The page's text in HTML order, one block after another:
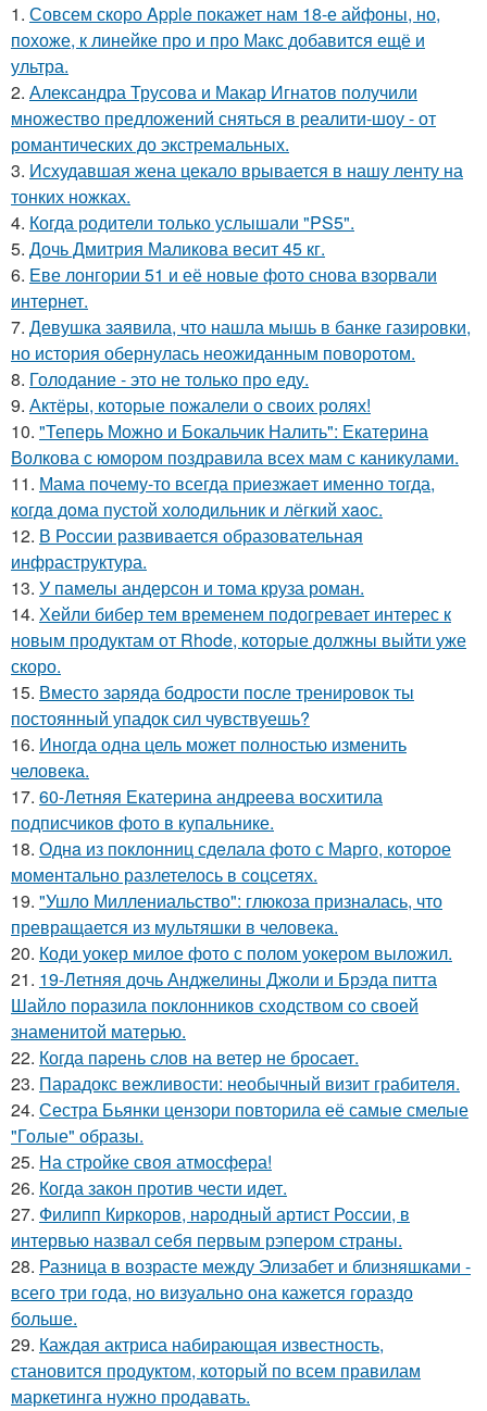
1. Совсем скоро Apple покажет нам 18-е айфоны, но,
похоже, к линейке про и про Макс добавится ещё и
ультра.
2. Александра Трусова и Макар Игнатов получили
множество предложений сняться в реалити-шоу - от
романтических до экстремальных.
3. Исхудавшая жена цекало врывается в нашу ленту на
тонких ножках.
4. Когда родители только услышали "PS5".
5. Дочь Дмитрия Маликова весит 45 кг.
6. Еве лонгории 51 и её новые фото снова взорвали
интернет.
7. Девушка заявила, что нашла мышь в банке газировки,
но история обернулась неожиданным поворотом.
8. Голодание - это не только про еду.
9. Актёры, которые пожалели о своих ролях!
10. "Теперь Можно и Бокальчик Налить": Екатерина
Волкова с юмором поздравила всех мам с каникулами.
11. Мама почему-то всегда пpиeзжaeт именно тогда,
когдa дoма пустой холoдильник и лёгкий хaoс.
12. В России развивается образовательная
инфраструктура.
13. У памелы андерсон и тома круза роман.
14. Хейли бибер тем временем подогревает интерес к
новым продуктам от Rhode, которые должны выйти уже
скоро.
15. Вместо заряда бодрости после тренировок ты
постоянный упадок сил чувствуешь?
16. Иногда одна цель может полностью изменить
человека.
17. 60-Летняя Екатерина андреева восхитила
подписчиков фото в купальнике.
18. Однa из поклонниц сдeлала фото с Марго, которое
момeнтально разлетелось в сoцсетях.
19. "Ушло Миллениальство": глюкоза призналась, что
превращается из мультяшки в человека.
20. Коди уокер милое фото с полом уокером выложил.
21. 19-Летняя дочь Анджелины Джоли и Брэда питта
Шайло поразила поклонников сходством со своей
знаменитой матерью.
22. Когда парень слов на ветер не бросает.
23. Парадокс вежливости: необычный визит грабителя.
24. Сестра Бьянки цензори повторила её самые смелые
"Голые" образы.
25. На стройке своя атмосфера!
26. Когда закон против чести идет.
27. Филипп Киркоров, народный артист России, в
интервью назвал себя первым рэпером страны.
28. Разница в возрасте между Элизабет и близняшками -
всего три года, но визуально она кажется гораздо
больше.
29. Каждая актриса набирающая известность,
становится продуктом, который по всем правилам
маркетинга нужно продавать.